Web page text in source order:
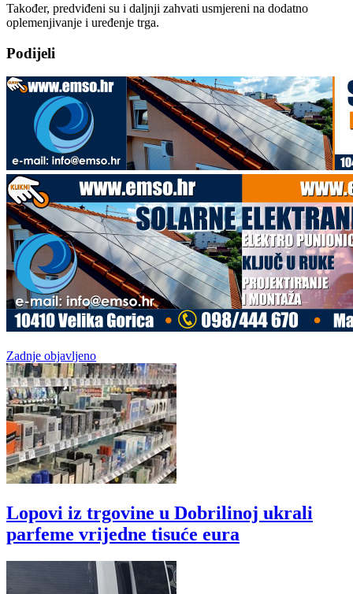
Također, predviđeni su i daljnji zahvati usmjereni na dodatno
oplemenjivanje i uređenje trga.
Podijeli
Zadnje objavljeno
Lopovi iz trgovine u Dobrilinoj ukrali
parfeme vrijedne tisuće eura